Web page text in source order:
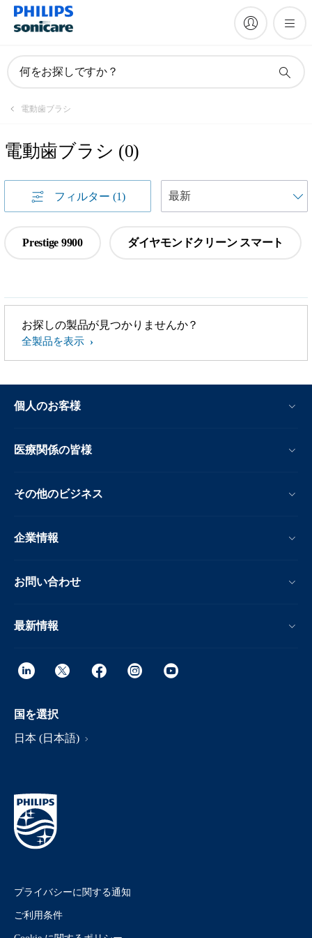
何をお探しですか？
電動歯ブラシ
電動歯ブラシ (0)
フィルター (1)
Prestige 9900 ダイヤモンドクリーン スマート
お探しの製品が見つかりませんか？
全製品を表示
個人のお客様
医療関係の皆様
その他のビジネス
企業情報
お問い合わせ
最新情報
国を選択
日本 (日本語)
プライバシーに関する通知
ご利用条件